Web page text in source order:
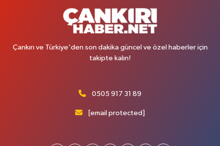
Çankırı ve Türkiye'den son dakika güncel ve özel haberler için
takipte kalın!
0505 917 31 89
[email protected]